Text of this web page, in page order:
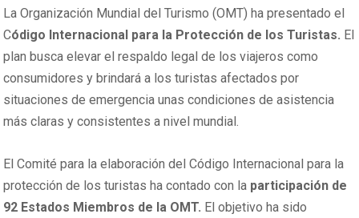
La Organización Mundial del Turismo (OMT) ha presentado el
Código Internacional para la Protección de los Turistas. El
plan busca elevar el respaldo legal de los viajeros como
consumidores y brindará a los turistas afectados por
situaciones de emergencia unas condiciones de asistencia
más claras y consistentes a nivel mundial.
El Comité para la elaboración del Código Internacional para la
protección de los turistas ha contado con la participación de
92 Estados Miembros de la OMT. El objetivo ha sido